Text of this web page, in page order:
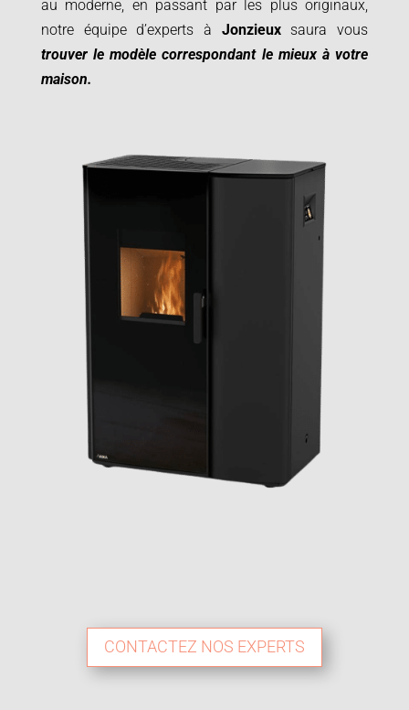
au moderne, en passant par les plus originaux,
notre équipe d’experts à Jonzieuxsaura vous
trouver le modèle correspondant le mieux à votre
maison.
CONTACTEZ NOS EXPERTS